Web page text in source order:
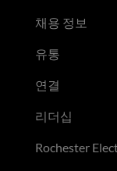
채용 정보
유통
연결
리더십
Rochester